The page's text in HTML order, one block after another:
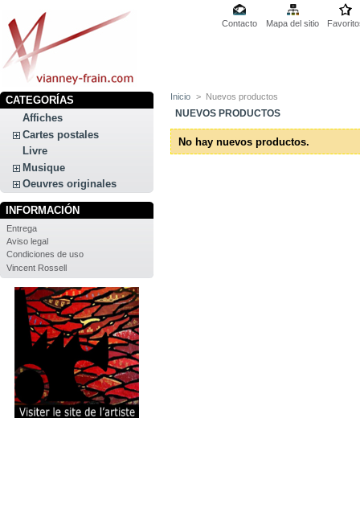
Contacto Mapa del sitio
CATEGORÍAS
Affiches
Cartes postales
Livre
Musique
Oeuvres originales
INFORMACIÓN
Entrega
Aviso legal
Condiciones de uso
Vincent Rossell
Inicio > Nuevos productos
NUEVOS PRODUCTOS
No hay nuevos productos.